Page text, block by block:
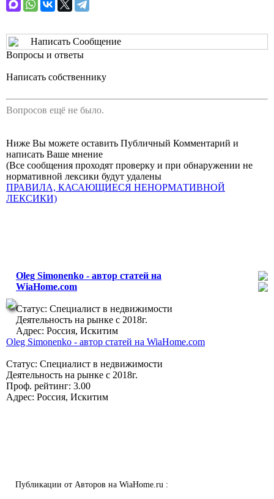
Написать Сообщение
Вопросы и ответы
Написать собственнику
Вопросов ещё не было.
Ниже Вы можете оставить Публичный Комментарий и
написать Ваше мнение
(Все сообщения проходят проверку и при обнаружении не
нормативной лексики будут удалены
ПРАВИЛА, КАСАЮЩИЕСЯ НЕНОРМАТИВНОЙ
ЛЕКСИКИ)
Oleg Simonenko - автор статей на
WiaHome.com
Статус: Специалист в недвижимости
Деятельность на рынке с 2018г.
Адрес: Россия, Искитим
Oleg Simonenko - автор статей на WiaHome.com
Статус: Специалист в недвижимости
Деятельность на рынке с 2018г.
Проф. рейтинг: 3.00
Адрес: Россия, Искитим
Публикации от Авторов на WiaHome.ru :